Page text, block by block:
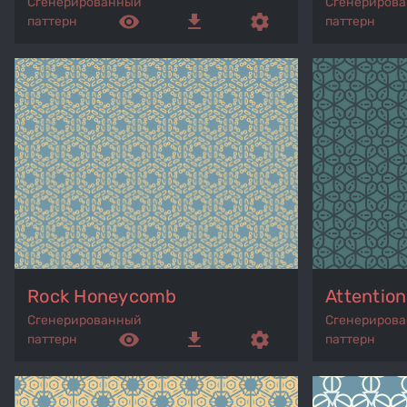
паттерн
remove_red_eye get_app settings
паттерн
Rock Honeycomb
Сгенерированный
паттерн
remove_red_eye get_app settings
паттерн